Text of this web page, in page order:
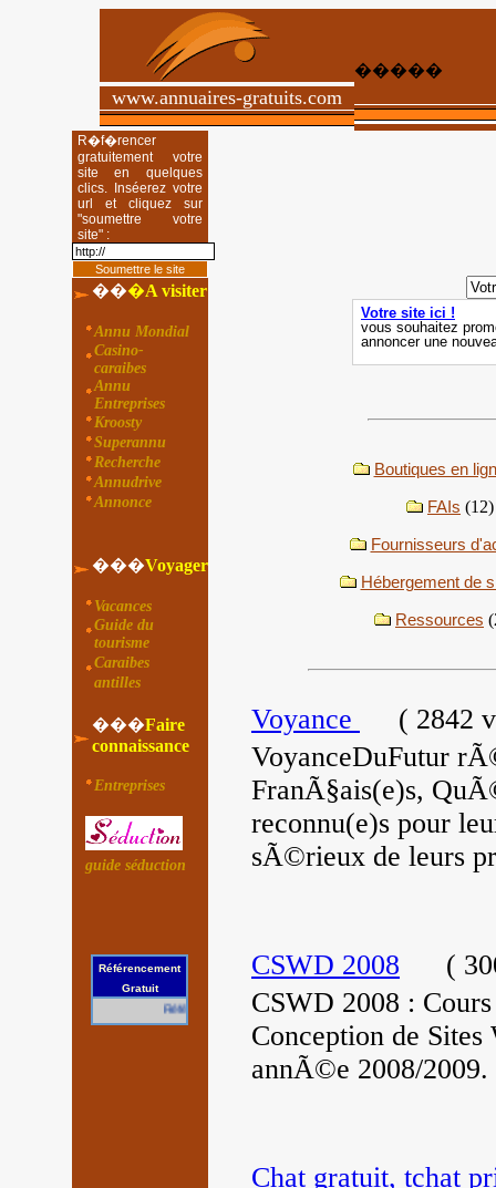
www.annuaires-gratuits.com
�����
R�f�rencer
gratuitement votre
site en quelques
clics. Inséerez votre
url et cliquez sur
"soumettre votre
site" :
���A visiter
Annu Mondial
Casino-
caraibes
Annu
Entreprises
Kroosty
Superannu
Recherche
Annudrive
Annonce
���Voyager
Vacances
Guide du
tourisme
Caraibes
antilles
���Faire
connaissance
Entreprises
guide séduction
Référencement
Gratuit
Référencez gratuitement votre site.
Boutiques en
FAIs (12)
Fournisseurs
Hébergement de
Ressources
Voyance ( 2842
VoyanceDuFutur
FranÃ§ais(e)s,
reconnu(e)s pour
sÃ©rieux de leurs
CSWD 2008 (
CSWD 2008 :
Conception de
annÃ©e 2008/2009.
Chat gratuit, tchat